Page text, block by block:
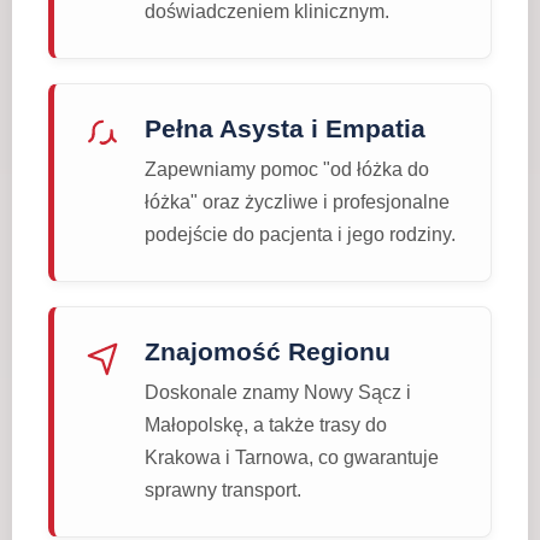
doświadczeniem klinicznym.
Pełna Asysta i Empatia
Zapewniamy pomoc "od łóżka do
łóżka" oraz życzliwe i profesjonalne
podejście do pacjenta i jego rodziny.
Znajomość Regionu
Doskonale znamy Nowy Sącz i
Małopolskę, a także trasy do
Krakowa i Tarnowa, co gwarantuje
sprawny transport.